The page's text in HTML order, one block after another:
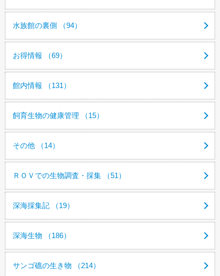
水族館の裏側 （94）
お得情報 （69）
館内情報 （131）
飼育生物の健康管理 （15）
その他 （14）
ＲＯＶでの生物調査・採集 （51）
深海採集記 （19）
深海生物 （186）
サンゴ礁の生き物 （214）